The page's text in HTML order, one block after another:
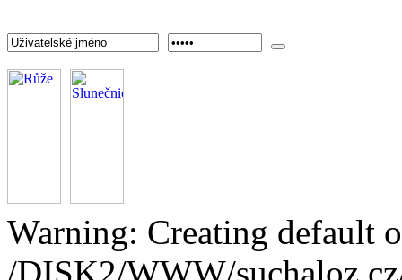
Warning: Creating default
/DISK2/WWW/